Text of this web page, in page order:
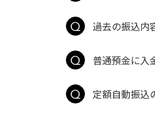
過去の振込内
普通預金に入
定額自動振込